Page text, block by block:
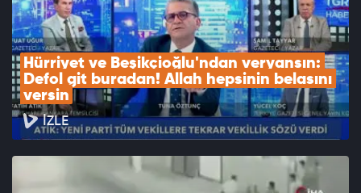
Hürriyet ve Beşikçioğlu'ndan veryansın:
Defol git buradan! Allah hepsinin belasını
versin
İZLE